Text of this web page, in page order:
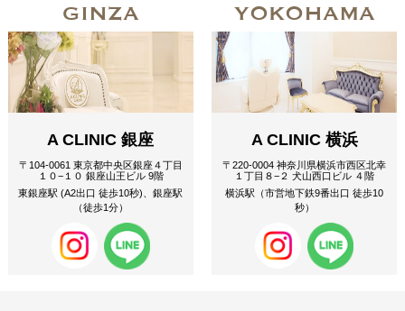
GINZA
A CLINIC 銀座
〒104-0061 東京都中央区銀座４丁目
１０−１０ 銀座山王ビル 9階
東銀座駅 (A2出口 徒歩10秒)、銀座駅
（徒歩1分）
YOKOHAMA
A CLINIC 横浜
〒220-0004 神奈川県横浜市西区北幸
１丁目８−２ 犬山西口ビル ４階
横浜駅（市営地下鉄9番出口 徒歩10
秒）